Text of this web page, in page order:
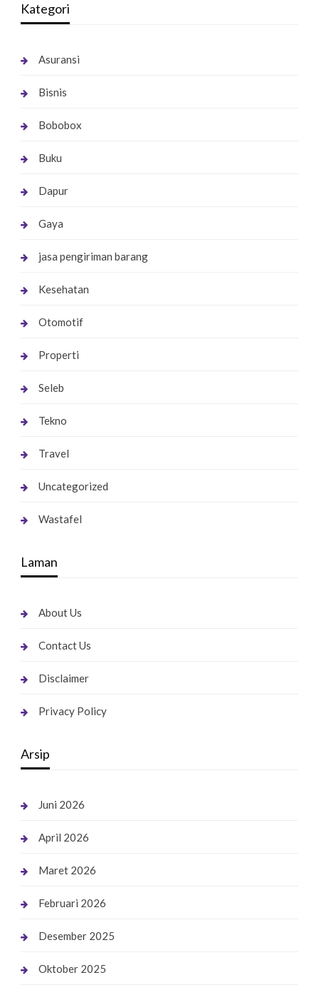
Kategori
Asuransi
Bisnis
Bobobox
Buku
Dapur
Gaya
jasa pengiriman barang
Kesehatan
Otomotif
Properti
Seleb
Tekno
Travel
Uncategorized
Wastafel
Laman
About Us
Contact Us
Disclaimer
Privacy Policy
Arsip
Juni 2026
April 2026
Maret 2026
Februari 2026
Desember 2025
Oktober 2025